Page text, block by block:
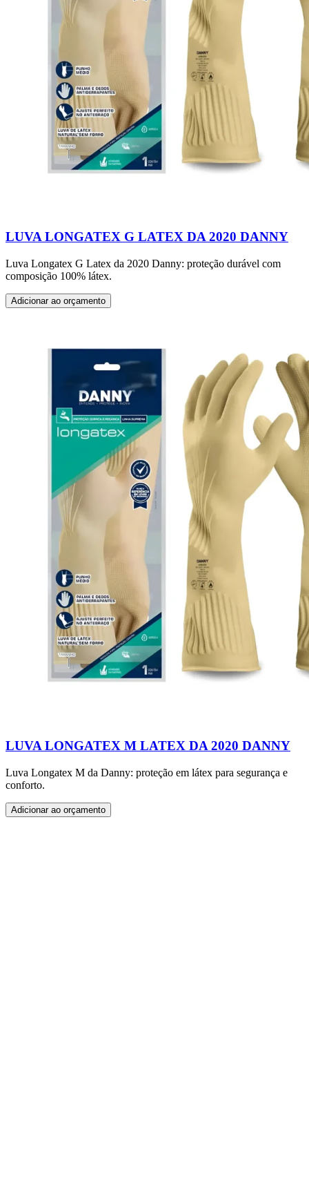
LUVA LONGATEX G LATEX DA 2020 DANNY
Luva Longatex G Latex da 2020 Danny: proteção durável com
composição 100% látex.
Adicionar ao orçamento
LUVA LONGATEX M LATEX DA 2020 DANNY
Luva Longatex M da Danny: proteção em látex para segurança e
conforto.
Adicionar ao orçamento